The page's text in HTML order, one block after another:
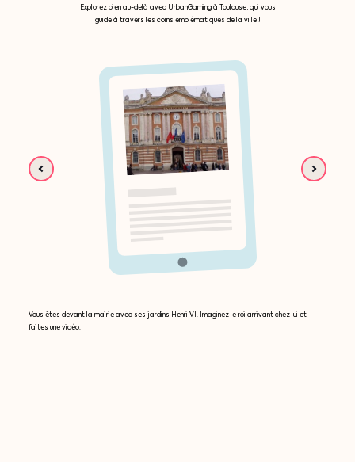
Explorez bien au-delà avec UrbanGaming à Toulouse, qui vous
guide à travers les coins emblématiques de la ville !
Vous êtes devant la mairie avec ses jardins Henri VI. Imaginez le roi arrivant chez lui et
faites une vidéo.